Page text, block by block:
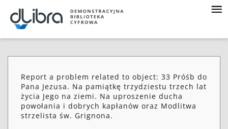
Report a problem related to object: 33 Próśb do
Pana Jezusa. Na pamiątkę trzydziestu trzech lat
życia Jego na ziemi. Na uproszenie ducha
powołania i dobrych kapłanów oraz Modlitwa
strzelista św. Grignona.